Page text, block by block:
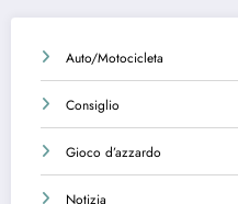
Auto/Motocicleta
Consiglio
Gioco d’azzardo
Notizia